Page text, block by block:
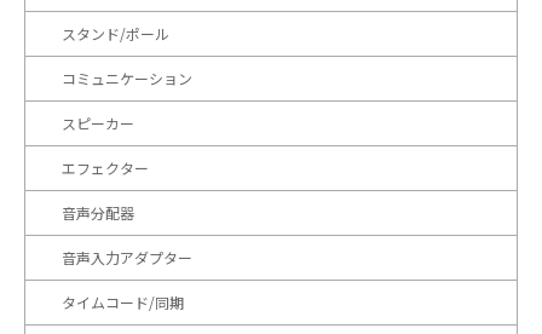
スタンド/ポール
コミュニケーション
スピーカー
エフェクター
音声分配器
音声入力アダプター
タイムコード/同期